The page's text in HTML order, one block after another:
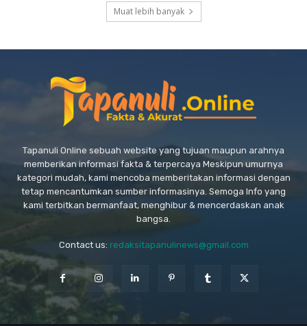
Muat lebih banyak
Tapanuli Online sebuah website yang tujuan maupun arahnya
memberikan informasi fakta & terpercaya Meskipun umurnya
kategori mudah, kami mencoba memberitakan informasi dengan
tetap mencantumkan sumber informasinya. Semoga Info yang
kami terbitkan bermanfaat, menghibur & mencerdaskan anak
bangsa.
Contact us: redaksitapanulinews@gmail.com